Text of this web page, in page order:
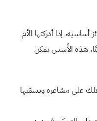
أساسية، إذا أدركتها الأم
هذه الأُسس يمكن
على مشاعره ويسمّيها